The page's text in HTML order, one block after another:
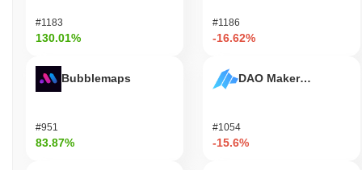
#1183
130.01%
Bubblemaps
#951
83.87%
#1186
-16.62%
DAO Maker Token
#1054
-15.6%